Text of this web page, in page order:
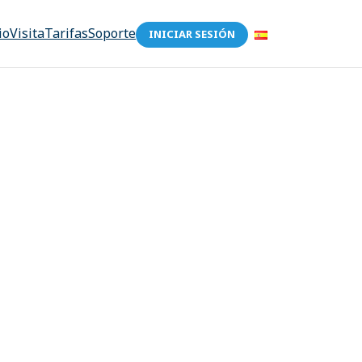
VisitaTarifasSoporte INICIAR SESIÓN